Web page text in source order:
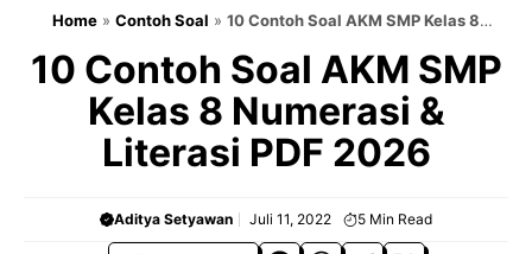
Home » Contoh Soal » 10 Contoh Soal AKM SMP Kelas 8
10 Contoh Soal AKM SMP
Kelas 8 Numerasi &
Literasi PDF 2026
Aditya Setyawan Juli 11, 2022 5 Min Read